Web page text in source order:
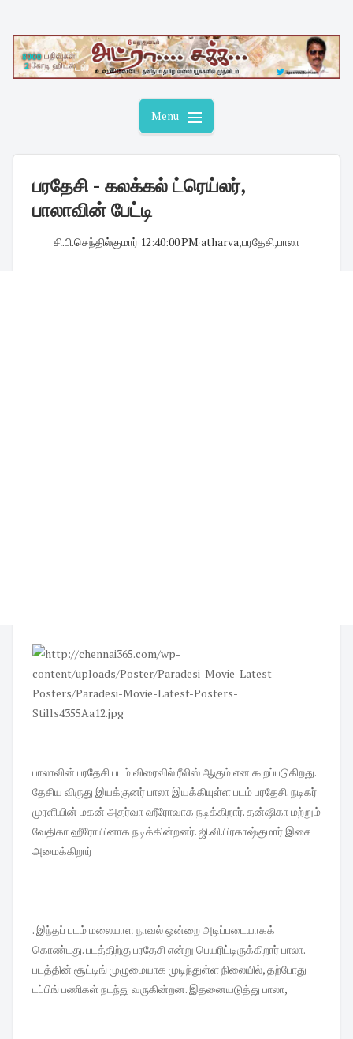
content
Menu
பரதேசி - கலக்கல் ட்ரெய்லர்,
பாலாவின் பேட்டி
சி.பி.செந்தில்குமார் 12:40:00 PM atharva,பரதேசி,பாலா
பாலாவின் பரதேசி படம் விரைவில் ரீலிஸ் ஆகும் என கூறப்படுகிறது.
தேசிய விருது இயக்குனர் பாலா இயக்கியுள்ள படம் பரதேசி. நடிகர்
முரளியின் மகன் அதர்வா ஹீரோவாக நடிக்கிறார். தன்ஷிகா மற்றும்
வேதிகா ஹீரோயினாக நடிக்கின்றனர். ஜி.வி.பிரகாஷ்குமார் இசை
அமைக்கிறார்
. இந்தப் படம் மலையாள நாவல் ஒன்றை அடிப்படையாகக்
கொண்டது. படத்திற்கு பரதேசி என்று பெயரிட்டிருக்கிறார் பாலா.
படத்தின் சூட்டிங் முழுமையாக முடிந்துள்ள நிலையில், தற்போது
டப்பிங் பணிகள் நடந்து வருகின்றன. இதனையடுத்து பாலா,